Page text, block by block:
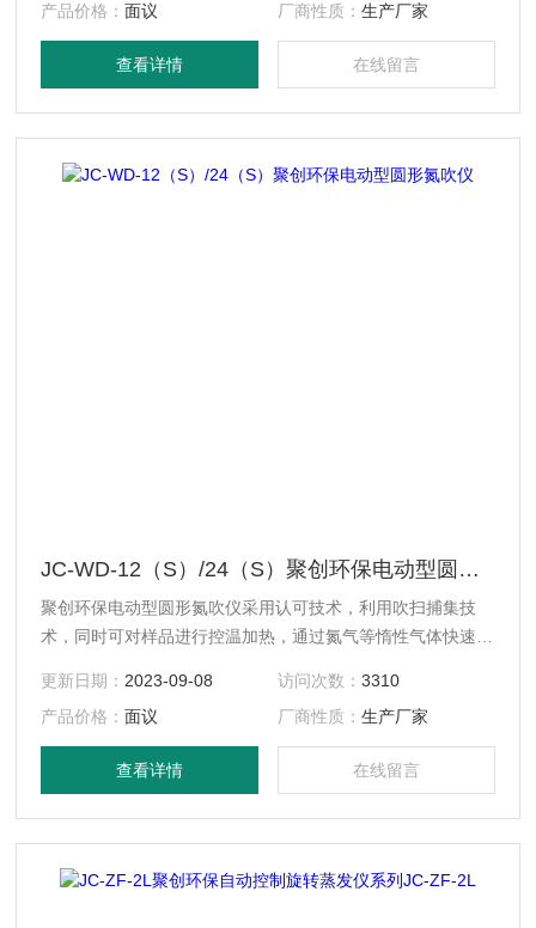
行分析测定。
产品价格：面议 厂商性质： 生产厂家
查看详情 在线留言
JC-WD-12（S）/24（S）聚创环保电动型圆形氮吹仪
聚创环保电动型圆形氮吹仪采用认可技术，利用吹扫捕集技
术，同时可对样品进行控温加热，通过氮气等惰性气体快速、
方法具有省时、便捷、准确的特点。广泛用于食品安全、医
药、农药残留检测、临床药代等领域。
更新日期： 2023-09-08 访问次数： 3310
产品价格：面议 厂商性质： 生产厂家
查看详情 在线留言